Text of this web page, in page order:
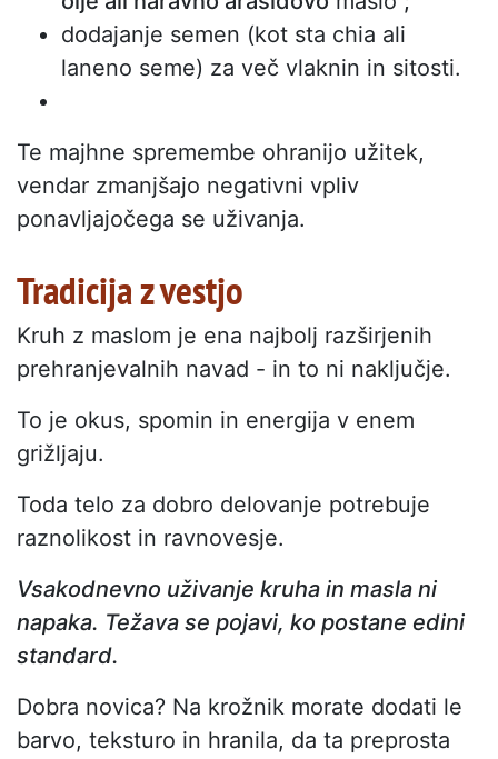
dodajanje semen (kot sta chia ali
laneno seme) za več vlaknin in sitosti.
Te majhne spremembe ohranijo užitek,
vendar zmanjšajo negativni vpliv
ponavljajočega se uživanja.
Tradicija z vestjo
Kruh z maslom je ena najbolj razširjenih
prehranjevalnih navad - in to ni naključje.
To je okus, spomin in energija v enem
grižljaju.
Toda telo za dobro delovanje potrebuje
raznolikost in ravnovesje.
Vsakodnevno uživanje kruha in masla ni
napaka. Težava se pojavi, ko postane edini
standard.
Dobra novica? Na krožnik morate dodati le
barvo, teksturo in hranila, da ta preprosta